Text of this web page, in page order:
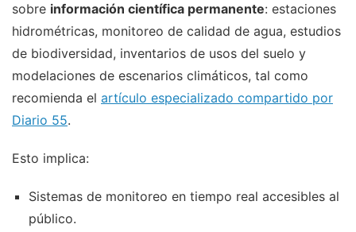
sobre información científica permanente: estaciones
hidrométricas, monitoreo de calidad de agua, estudios
de biodiversidad, inventarios de usos del suelo y
modelaciones de escenarios climáticos, tal como
recomienda el artículo especializado compartido por
Diario 55.
Esto implica:
Sistemas de monitoreo en tiempo real accesibles al
público.